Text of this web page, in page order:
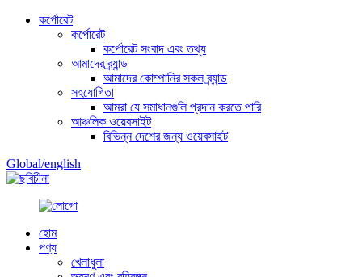
কর্পোরেট
কর্পোরেট
কর্পোরেট সংবাদ এবং তথ্য
আমাদের ব্র্যান্ড
আমাদের কোম্পানির সকল ব্র্যান্ড
সহযোগিতা
আমরা যে সমাধানগুলি প্রদান করতে পারি
আঞ্চলিক ওয়েবসাইট
বিভিন্ন দেশের জন্য ওয়েবসাইট
Global/english
চীনা
হোম
পণ্য
খেলাধুলা